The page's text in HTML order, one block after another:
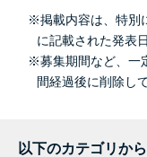
※掲載内容は、特別
に記載された発表
※募集期間など、一
間経過後に削除し
以下のカテゴリか